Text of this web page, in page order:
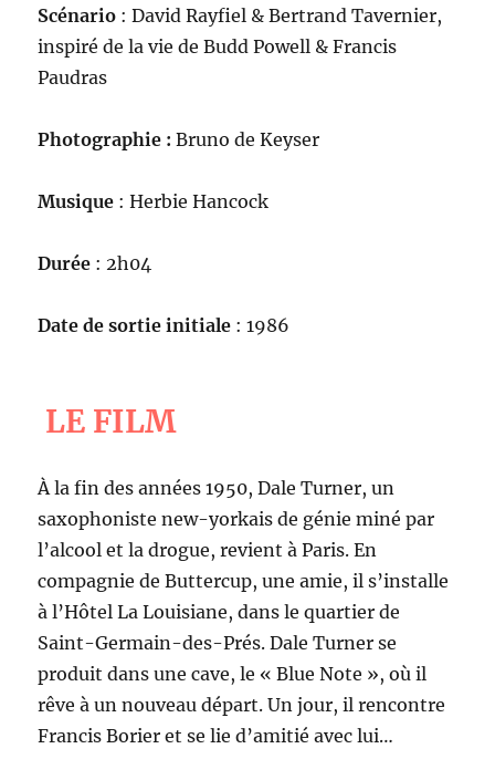
Scénario : David Rayfiel & Bertrand Tavernier,
inspiré de la vie de Budd Powell & Francis
Paudras
Photographie : Bruno de Keyser
Musique : Herbie Hancock
Durée : 2h04
Date de sortie initiale : 1986
LE FILM
À la fin des années 1950, Dale Turner, un
saxophoniste new-yorkais de génie miné par
l’alcool et la drogue, revient à Paris. En
compagnie de Buttercup, une amie, il s’installe
à l’Hôtel La Louisiane, dans le quartier de
Saint-Germain-des-Prés. Dale Turner se
produit dans une cave, le « Blue Note », où il
rêve à un nouveau départ. Un jour, il rencontre
Francis Borier et se lie d’amitié avec lui…